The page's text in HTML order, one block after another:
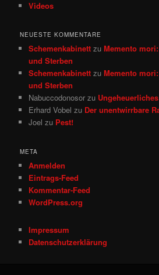
Videos
NEUESTE KOMMENTARE
Schemenkabinett zuMemento
und Sterben
Schemenkabinett zuMemento
und Sterben
Nabuccodonosor zu
Erhard Vobel zu Der unentwirrbare
Joel zu Pest!
META
Anmelden
Eintrags-Feed
Kommentar-Feed
WordPress.org
Impressum
Datenschutzerklärung